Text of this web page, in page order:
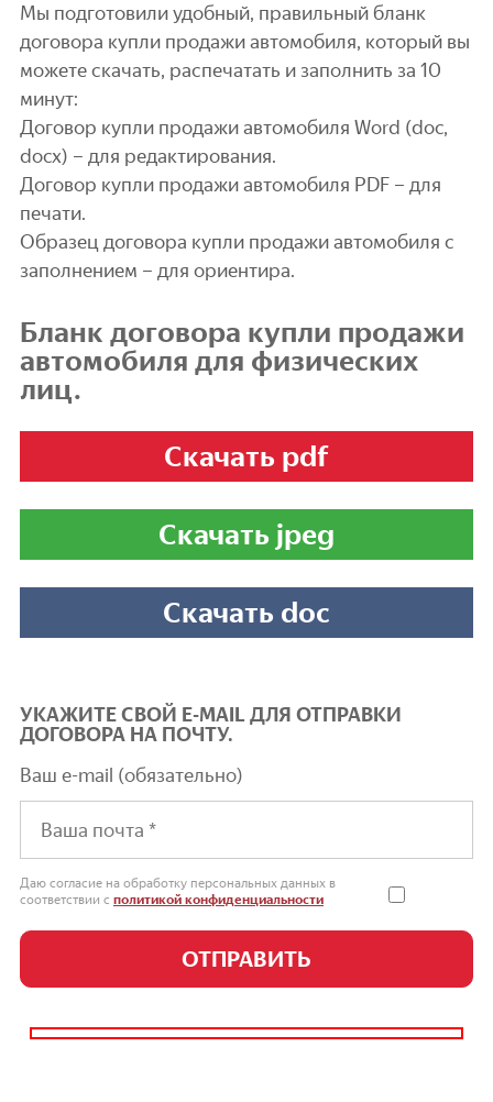
Мы подготовили удобный, правильный бланк
договора купли продажи автомобиля, который вы
можете скачать, распечатать и заполнить за 10
минут:
Договор купли продажи автомобиля Word (doc,
docx) – для редактирования.
Договор купли продажи автомобиля PDF – для
печати.
Образец договора купли продажи автомобиля с
заполнением – для ориентира.
Бланк договора купли продажи
автомобиля для физических
лиц.
Скачать pdf
Скачать jpeg
Скачать doc
УКАЖИТЕ СВОЙ E-MAIL ДЛЯ ОТПРАВКИ
ДОГОВОРА НА ПОЧТУ.
Ваш e-mail (обязательно)
Даю согласие на обработку персональных данных в
соответствии с политикой конфиденциальности